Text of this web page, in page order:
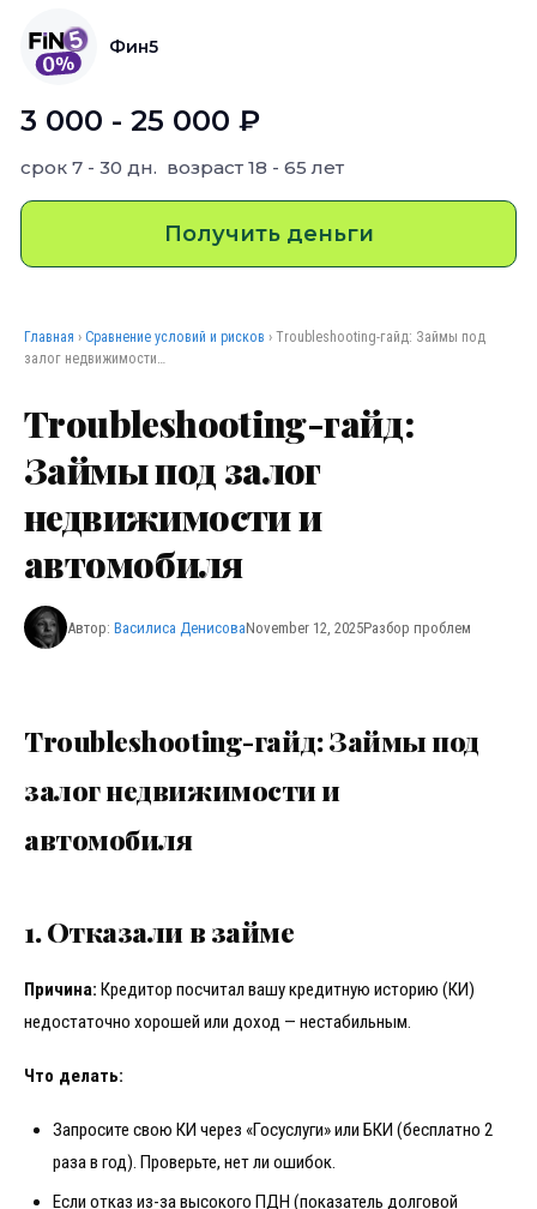
Фин5
3 000 - 25 000 ₽
срок 7 - 30 дн. возраст 18 - 65 лет
Получить деньги
Главная › Сравнение условий и рисков › Troubleshooting-гайд: Займы под
залог недвижимости…
Troubleshooting-гайд:
Займы под залог
недвижимости и
автомобиля
Автор: Василиса ДенисоваNovember 12, 2025Разбор проблем
Troubleshooting-гайд: Займы под
залог недвижимости и
автомобиля
1. Отказали в займе
Причина: Кредитор посчитал вашу кредитную историю (КИ)
недостаточно хорошей или доход — нестабильным.
Что делать:
Запросите свою КИ через «Госуслуги» или БКИ (бесплатно 2
раза в год). Проверьте, нет ли ошибок.
Если отказ из-за высокого ПДН (показатель долговой